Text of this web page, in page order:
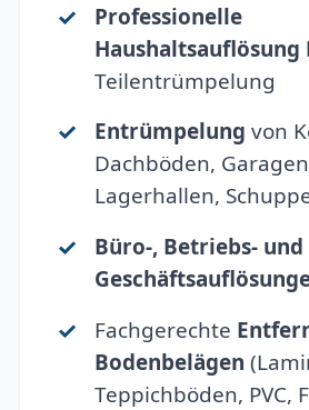
Professionelle
Haushaltsauflösung
Teilentrümpelung
Entrümpelung von
Dachböden,
Lagerhallen,
Büro-, Betriebs- und
Fachgerechte
Bodenbelägen
Teppichböden, PVC,